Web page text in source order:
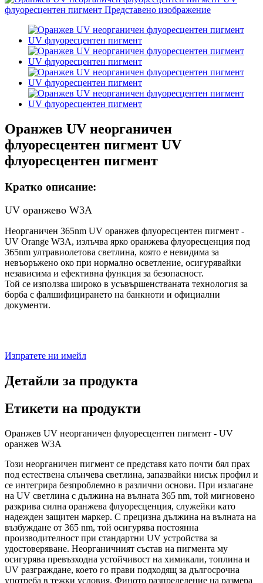
Оранжев UV неорганичен
флуоресцентен пигмент UV
флуоресцентен пигмент
Кратко описание:
UV оранжево W3A
Неорганичен 365nm UV оранжев флуоресцентен пигмент -
UV Orange W3A, излъчва ярко оранжева флуоресценция под
365nm ултравиолетова светлина, която е невидима за
невъоръжено око при нормално осветление, осигурявайки
независима и ефективна функция за безопасност.
Той се използва широко в усъвършенстваната технология за
борба с фалшифицирането на банкноти и официални
документи.
Изпратете ни имейл
Детайли за продукта
Етикети на продукти
Оранжев UV неорганичен флуоресцентен пигмент - UV
оранжев W3A
Този неорганичен пигмент се представя като почти бял прах
под естествена слънчева светлина, запазвайки нисък профил и
се интегрира безпроблемно в различни основи. При излагане
на UV светлина с дължина на вълната 365 nm, той мигновено
разкрива силна оранжева флуоресценция, служейки като
надежден защитен маркер. С прецизна дължина на вълната на
възбуждане от 365 nm, той осигурява постоянна
производителност при стандартни UV устройства за
удостоверяване. Неорганичният състав на пигмента му
осигурява превъзходна устойчивост на химикали, топлина и
UV разграждане, което го прави подходящ за дългосрочна
употреба в тежки условия. Финото разпределение на размера